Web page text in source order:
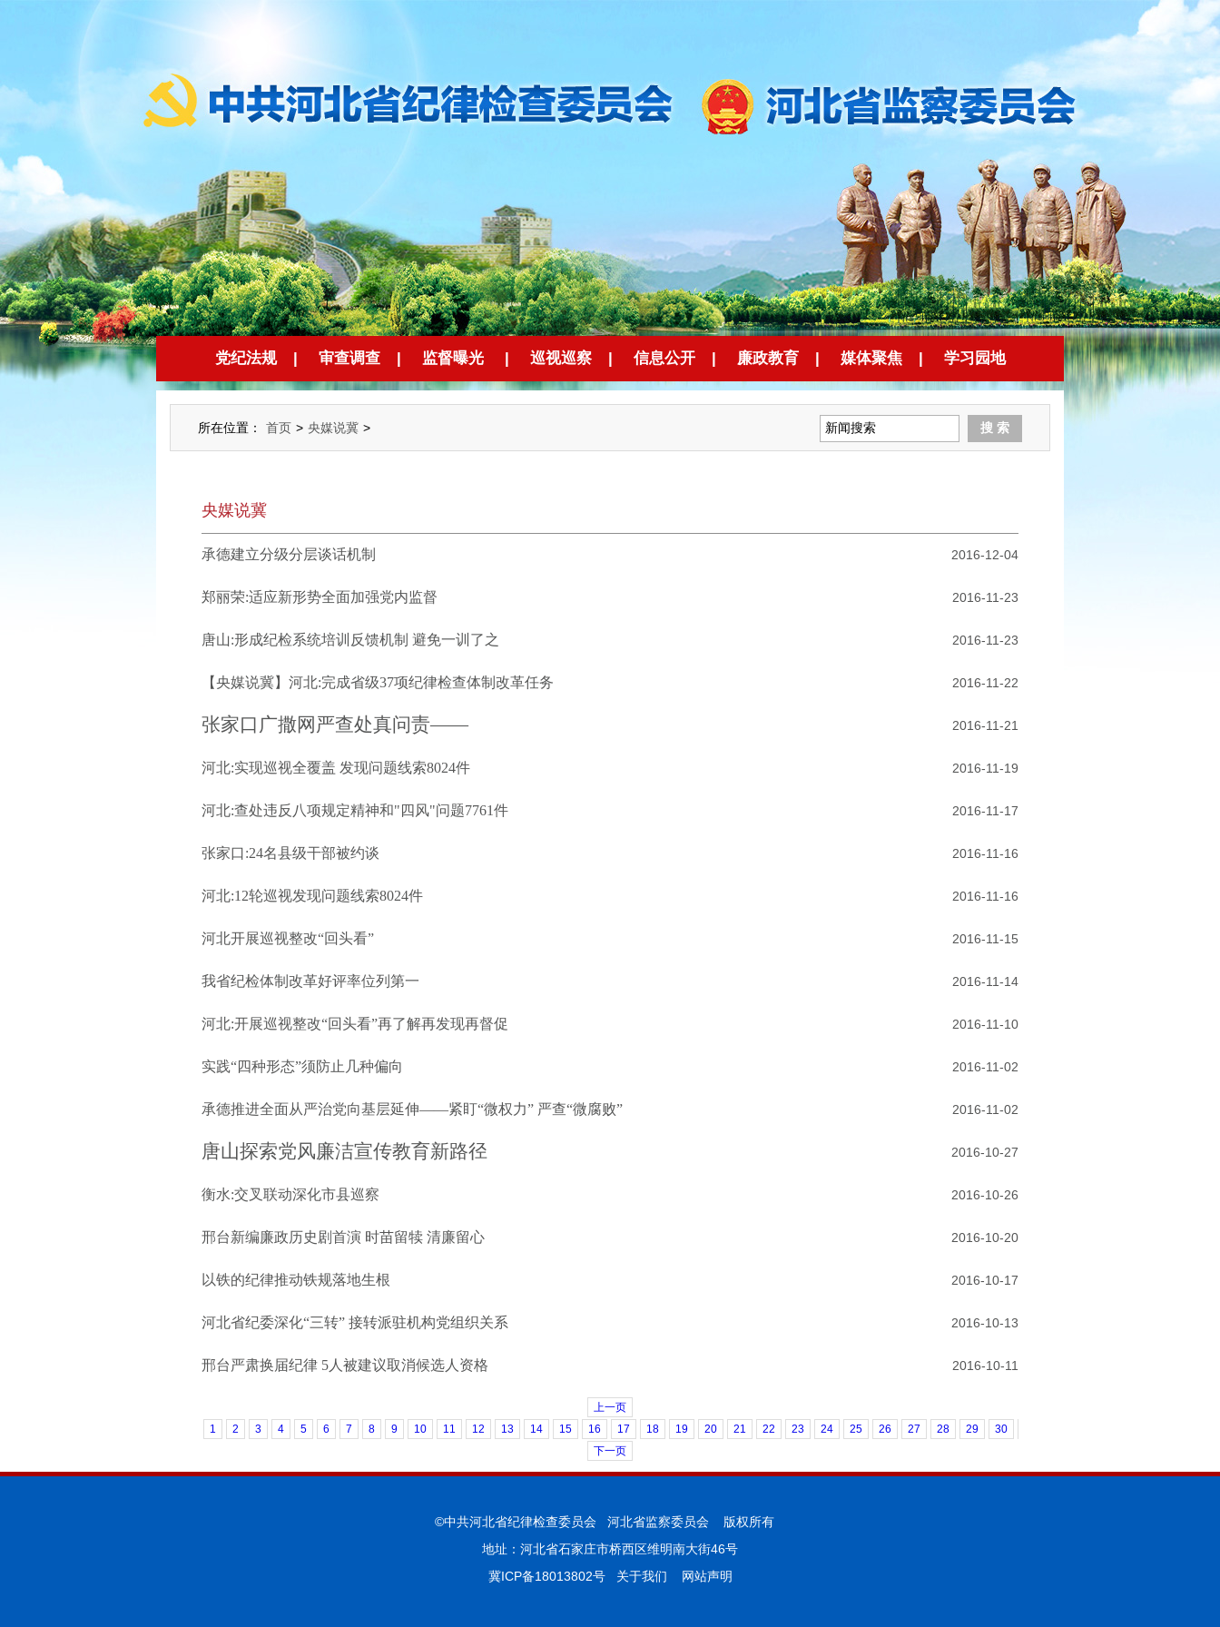
党纪法规 | 审查调查 | 监督曝光 | 巡视巡察 | 信息公开 | 廉政教育 | 媒体聚焦 | 学习园地
所在位置： 首页 > 央媒说冀 >
央媒说冀
承德建立分级分层谈话机制 2016-12-04
郑丽荣:适应新形势全面加强党内监督 2016-11-23
唐山:形成纪检系统培训反馈机制 避免一训了之 2016-11-23
【央媒说冀】河北:完成省级37项纪律检查体制改革任务 2016-11-22
张家口广撒网严查处真问责——
让隐形“四风”无处遁形
2016-11-21
河北:实现巡视全覆盖 发现问题线索8024件 2016-11-19
河北:查处违反八项规定精神和"四风"问题7761件 2016-11-17
张家口:24名县级干部被约谈 2016-11-16
河北:12轮巡视发现问题线索8024件 2016-11-16
河北开展巡视整改“回头看” 2016-11-15
我省纪检体制改革好评率位列第一 2016-11-14
河北:开展巡视整改“回头看”再了解再发现再督促 2016-11-10
实践“四种形态”须防止几种偏向 2016-11-02
承德推进全面从严治党向基层延伸——紧盯“微权力” 严查“微腐败” 2016-11-02
唐山探索党风廉洁宣传教育新路径
从单打独斗到齐抓共管
2016-10-27
衡水:交叉联动深化市县巡察 2016-10-26
邢台新编廉政历史剧首演 时苗留犊 清廉留心 2016-10-20
以铁的纪律推动铁规落地生根 2016-10-17
河北省纪委深化“三转” 接转派驻机构党组织关系 2016-10-13
邢台严肃换届纪律 5人被建议取消候选人资格 2016-10-11
上一页
1
2 3 4 5 6 7 8 9 10 11 12 13 14 15 16 17 18 19 20 21 22 23 24 25 26 27 28 29 30
下一页
©中共河北省纪律检查委员会 河北省监察委员会 版权所有
地址：河北省石家庄市桥西区维明南大街46号
冀ICP备18013802号
关于我们 网站声明